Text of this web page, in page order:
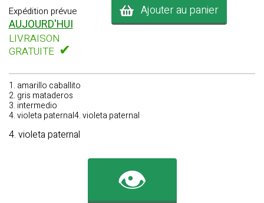
Expédition prévue
AUJOURD'HUI
LIVRAISON
GRATUITE ✔
Ajouter au panier
1. amarillo caballito
2. gris mataderos
3. intermedio
4. violeta paternal4. violeta paternal
4. violeta paternal
👁️